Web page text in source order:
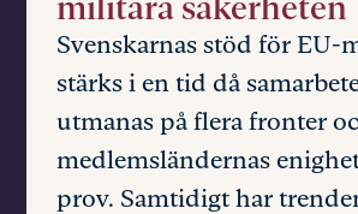
militära säkerheten
Svenskarnas stöd för EU-
stärks i en tid då
utmanas på flera fronter
medlemsländernas
prov. Samtidigt har